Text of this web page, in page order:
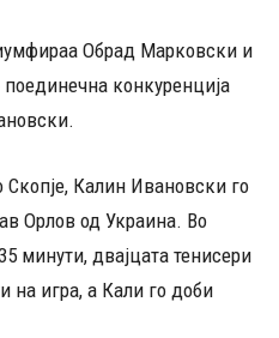
Обрад Марковски и
конкуренција
Скопје, Калин Ивановски го
Орлов од Украина. Во
минути, двајцата тенисери
на игра, а Кали го доби